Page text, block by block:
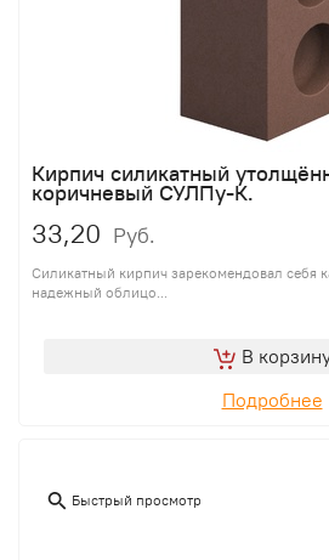
Кирпич силикатный
коричневый СУЛПу-К.
33,20 Руб.
Силикатный кирпич зарекомендовал себя
надежный облицо...
В
Подробнее
Быстрый просмотр